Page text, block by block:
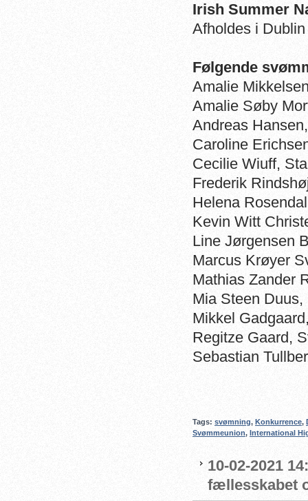
Irish Summer
Afholdes i
Følgende
Amalie
Amalie Søby
Andreas
Caroline
Cecilie Wiuff,
Frederik
Helena
Kevin Witt
Line
Marcus Krøyer
Mathias Zander
Mia Steen
Mikkel
Regitze Gaard,
Sebastian
Tags: svømning, Konkurrence,
Svømmeunion, International
10-02-2021
fællesskabet